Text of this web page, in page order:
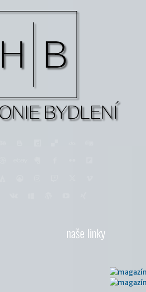
naše linky